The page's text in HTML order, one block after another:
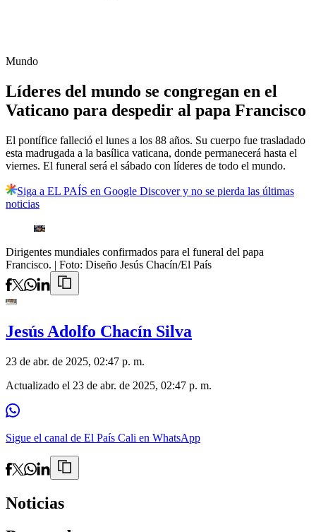
Mundo
Líderes del mundo se congregan en el
Vaticano para despedir al papa Francisco
El pontífice falleció el lunes a los 88 años. Su cuerpo fue trasladado
esta madrugada a la basílica vaticana, donde permanecerá hasta el
viernes. El funeral será el sábado con líderes de todo el mundo.
Siga a EL PAÍS en Google Discover y no se pierda las últimas
noticias
Dirigentes mundiales confirmados para el funeral del papa
Francisco. | Foto: Diseño Jesús Chacín/El País
Jesús Adolfo Chacín Silva
23 de abr. de 2025, 02:47 p. m.
Actualizado el 23 de abr. de 2025, 02:47 p. m.
Sigue el canal de El País Cali en WhatsApp
Noticias